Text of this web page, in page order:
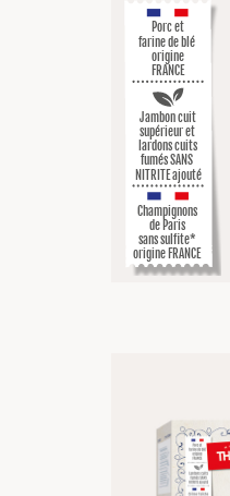
Porc et
farine de blé
origine
FRANCE
Champignons
de Paris
sans sulfite*
origine FRANCE
Jambon cuit
supérieur et
lardons cuits
fumés SANS
NITRITE ajouté